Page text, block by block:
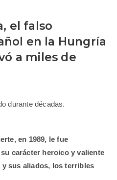
el falso
en la Hungría
a miles de
durante décadas.
en 1989, le fue
carácter heroico y valiente
sus aliados, los terribles